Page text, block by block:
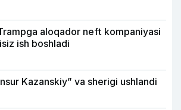
aloqador neft kompaniyasi
ish boshladi
Kazanskiy” va sherigi ushlandi